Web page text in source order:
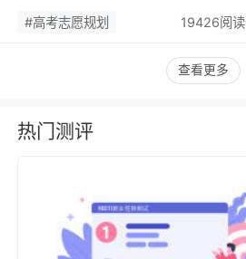
潮，藏着职业规划新逻辑…
#高考志愿规划 19426阅读
查看更多
热门测评